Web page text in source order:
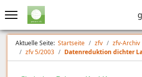
Aktuelle Seite: Startseite zfv zfv-Archiv
zfv 5/2003
Datenreduktion dichter